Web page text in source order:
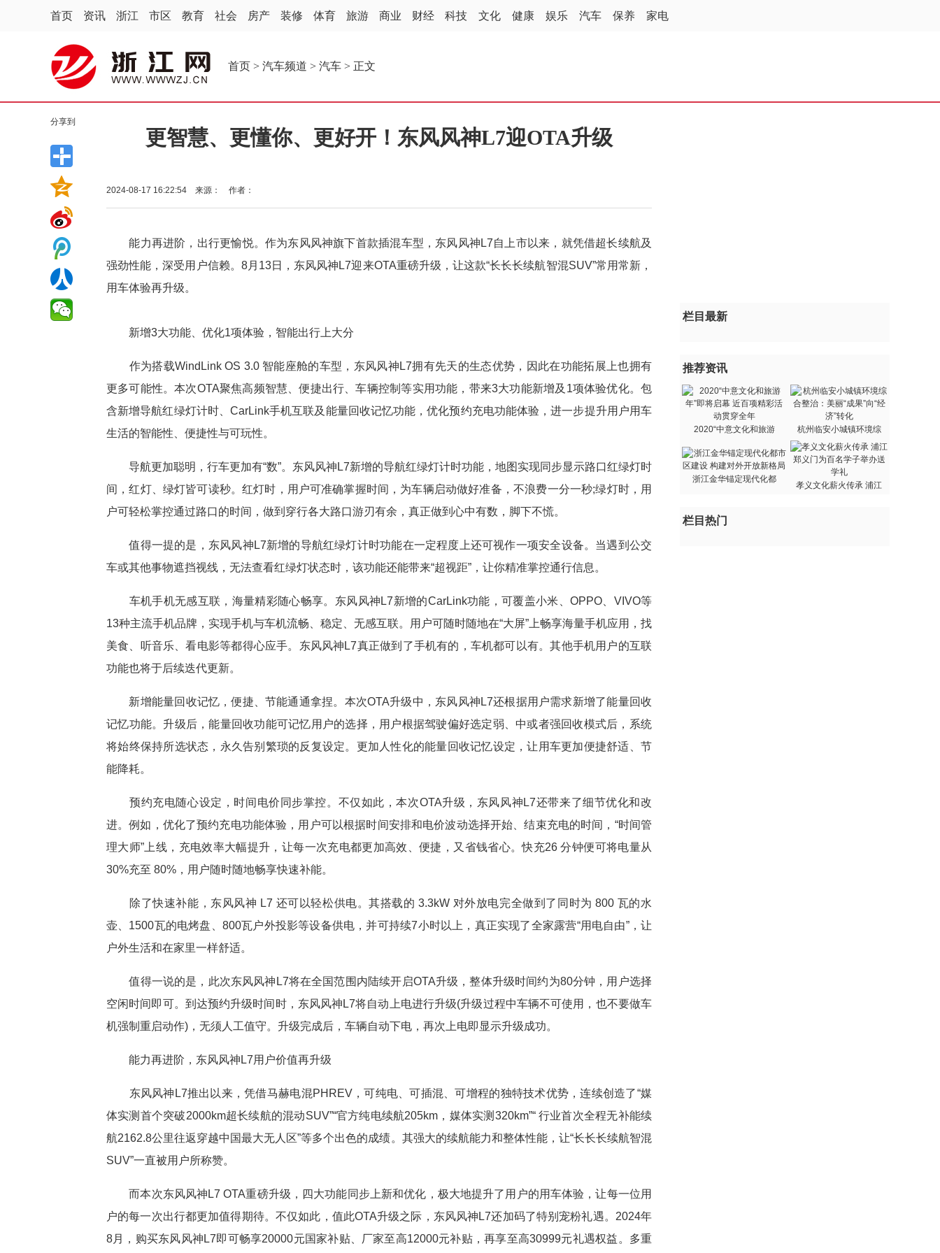
首页 资讯 浙江 市区 教育 社会 房产 装修 体育 旅游 商业 财经 科技 文化 健康 娱乐 汽车 保养 家电
首页 > 汽车频道 > 汽车 > 正文
分享到
更智慧、更懂你、更好开！东风风神L7迎OTA升级
2024-08-17 16:22:54 来源： 作者：
能力再进阶，出行更愉悦。作为东风风神旗下首款插混车型，东风风神L7自上市以来，就凭借超长续航及
强劲性能，深受用户信赖。8月13日，东风风神L7迎来OTA重磅升级，让这款“长长长续航智混SUV”常用常新，
用车体验再升级。
新增3大功能、优化1项体验，智能出行上大分
作为搭载WindLink OS 3.0 智能座舱的车型，东风风神L7拥有先天的生态优势，因此在功能拓展上也拥有
更多可能性。本次OTA聚焦高频智慧、便捷出行、车辆控制等实用功能，带来3大功能新增及1项体验优化。包
含新增导航红绿灯计时、CarLink手机互联及能量回收记忆功能，优化预约充电功能体验，进一步提升用户用车
生活的智能性、便捷性与可玩性。
导航更加聪明，行车更加有“数”。东风风神L7新增的导航红绿灯计时功能，地图实现同步显示路口红绿灯时
间，红灯、绿灯皆可读秒。红灯时，用户可准确掌握时间，为车辆启动做好准备，不浪费一分一秒;绿灯时，用
户可轻松掌控通过路口的时间，做到穿行各大路口游刃有余，真正做到心中有数，脚下不慌。
值得一提的是，东风风神L7新增的导航红绿灯计时功能在一定程度上还可视作一项安全设备。当遇到公交
车或其他事物遮挡视线，无法查看红绿灯状态时，该功能还能带来“超视距”，让你精准掌控通行信息。
车机手机无感互联，海量精彩随心畅享。东风风神L7新增的CarLink功能，可覆盖小米、OPPO、VIVO等
13种主流手机品牌，实现手机与车机流畅、稳定、无感互联。用户可随时随地在“大屏”上畅享海量手机应用，找
美食、听音乐、看电影等都得心应手。东风风神L7真正做到了手机有的，车机都可以有。其他手机用户的互联
功能也将于后续迭代更新。
新增能量回收记忆，便捷、节能通通拿捏。本次OTA升级中，东风风神L7还根据用户需求新增了能量回收
记忆功能。升级后，能量回收功能可记忆用户的选择，用户根据驾驶偏好选定弱、中或者强回收模式后，系统
将始终保持所选状态，永久告别繁琐的反复设定。更加人性化的能量回收记忆设定，让用车更加便捷舒适、节
能降耗。
预约充电随心设定，时间电价同步掌控。不仅如此，本次OTA升级，东风风神L7还带来了细节优化和改
进。例如，优化了预约充电功能体验，用户可以根据时间安排和电价波动选择开始、结束充电的时间，“时间管
理大师”上线，充电效率大幅提升，让每一次充电都更加高效、便捷，又省钱省心。快充26 分钟便可将电量从
30%充至 80%，用户随时随地畅享快速补能。
除了快速补能，东风风神 L7 还可以轻松供电。其搭载的 3.3kW 对外放电完全做到了同时为 800 瓦的水
壶、1500瓦的电烤盘、800瓦户外投影等设备供电，并可持续7小时以上，真正实现了全家露营“用电自由”，让
户外生活和在家里一样舒适。
值得一说的是，此次东风风神L7将在全国范围内陆续开启OTA升级，整体升级时间约为80分钟，用户选择
空闲时间即可。到达预约升级时间时，东风风神L7将自动上电进行升级(升级过程中车辆不可使用，也不要做车
机强制重启动作)，无须人工值守。升级完成后，车辆自动下电，再次上电即显示升级成功。
能力再进阶，东风风神L7用户价值再升级
东风风神L7推出以来，凭借马赫电混PHREV，可纯电、可插混、可增程的独特技术优势，连续创造了“媒
体实测首个突破2000km超长续航的混动SUV”“官方纯电续航205km，媒体实测320km”“ 行业首次全程无补能续
航2162.8公里往返穿越中国最大无人区”等多个出色的成绩。其强大的续航能力和整体性能，让“长长长续航智混
SUV”一直被用户所称赞。
而本次东风风神L7 OTA重磅升级，四大功能同步上新和优化，极大地提升了用户的用车体验，让每一位用
户的每一次出行都更加值得期待。不仅如此，值此OTA升级之际，东风风神L7还加码了特别宠粉礼遇。2024年
8月，购买东风风神L7即可畅享20000元国家补贴、厂家至高12000元补贴，再享至高30999元礼遇权益。多重
栏目最新
推荐资讯
2020“中意文化和旅游 杭州临安小城镇环境综
浙江金华锚定现代化都
孝义文化薪火传承 浦江
栏目热门